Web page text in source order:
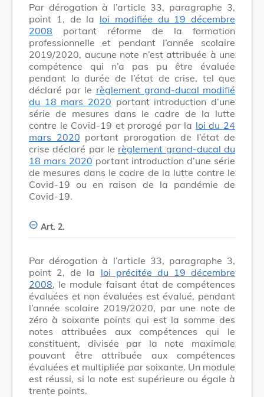
Par dérogation à l’article 33, paragraphe 3,
point 1, de la loi modifiée du 19 décembre
2008 portant réforme de la formation
professionnelle et pendant l’année scolaire
2019/2020, aucune note n’est attribuée à une
compétence qui n’a pas pu être évaluée
pendant la durée de l’état de crise, tel que
déclaré par le règlement grand-ducal modifié
du 18 mars 2020 portant introduction d’une
série de mesures dans le cadre de la lutte
contre le Covid-19 et prorogé par la loi du 24
mars 2020 portant prorogation de l’état de
crise déclaré par le règlement grand-ducal du
18 mars 2020 portant introduction d’une série
de mesures dans le cadre de la lutte contre le
Covid-19 ou en raison de la pandémie de
Covid-19.
Art. 2.
Par dérogation à l’article 33, paragraphe 3,
point 2, de la loi précitée du 19 décembre
2008, le module faisant état de compétences
évaluées et non évaluées est évalué, pendant
l’année scolaire 2019/2020, par une note de
zéro à soixante points qui est la somme des
notes attribuées aux compétences qui le
constituent, divisée par la note maximale
pouvant être attribuée aux compétences
évaluées et multipliée par soixante. Un module
est réussi, si la note est supérieure ou égale à
trente points.